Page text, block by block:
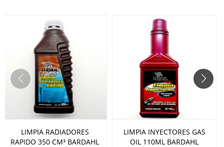
LIMPIA RADIADORES
RAPIDO 350 CM³ BARDAHL
LIMPIA INYECTORES GAS
OIL 110ML BARDAHL